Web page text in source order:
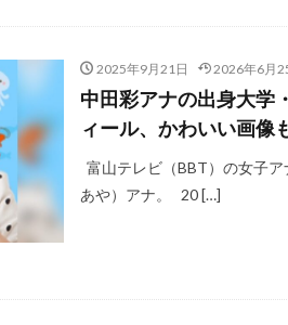
2025年9月21日 2026年6月
中田彩アナの出身大学
ィール、かわいい画像
富山テレビ（BBT）の女子
あや）アナ。 20 […]